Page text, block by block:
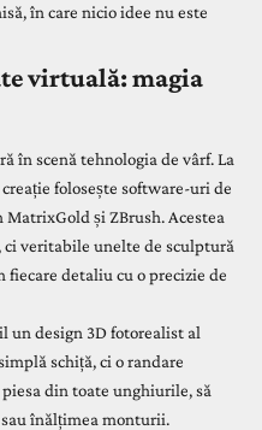
în care nicio idee nu este
virtuală: magia
în scenă tehnologia de vârf. La
folosește software-uri de
și ZBrush. Acestea
ci veritabile unelte de sculptură
detaliu cu o precizie de
un design 3D fotorealist al
schiță, ci o randare
din toate unghiurile, să
înălțimea monturii.